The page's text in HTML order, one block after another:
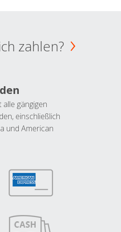
zahlen?
gängigen
einschließlich
und American